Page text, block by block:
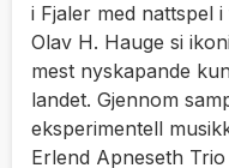
i Fjaler med nattspel
Olav H. Hauge si
mest nyskapande
landet. Gjennom
eksperimentell
Erlend Apneseth